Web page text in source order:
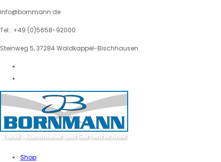
info@bornmann.de
Tel.: +49 (0)5658-92000
Steinweg 5, 37284 Waldkappel-Bischhausen
Shop